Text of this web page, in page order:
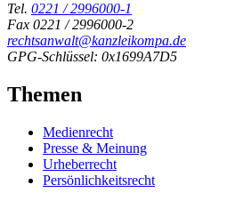
Tel. 0221 / 2996000-1
Fax 0221 / 2996000-2
rechtsanwalt@kanzleikompa.de
GPG-Schlüssel: 0x1699A7D5
Themen
Medienrecht
Presse & Meinung
Urheberrecht
Persönlichkeitsrecht